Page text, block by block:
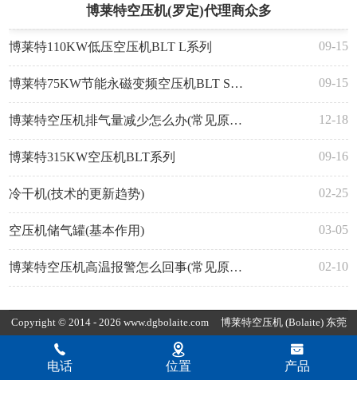
博莱特空压机(罗定)代理商众多
博莱特110KW低压空压机BLT L系列 09-15
博莱特75KW节能永磁变频空压机BLT S系列 09-15
博莱特空压机排气量减少怎么办(常见原因与解决方法) 12-18
博莱特315KW空压机BLT系列 09-16
冷干机(技术的更新趋势) 02-25
空压机储气罐(基本作用) 03-05
博莱特空压机高温报警怎么回事(常见原因与解决办法) 02-10
电话 位置 产品
Copyright © 2014 - 2026 www.dgbolaite.com 博莱特空压机 (Bolaite) 东莞
市康普达节能科技有限公司版权所有
安备44190002007797